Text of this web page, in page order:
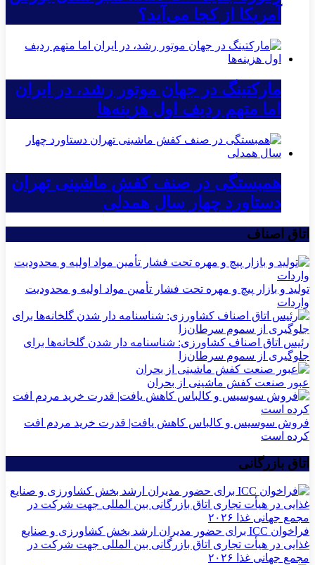
آمریکا از کجا می‌آید؟
مارکتینگ در جهان موتور رشد، در ایران
اما متهم ردیف اول هزینه‌ها
همبستگی در صنف کفش ماشینی تهران
دستاورد چهار سال همدلی
اتاق اصناف
تولید و بازار پیچ و مهره تحت فشار تأمین مواد اولیه و محدودیت
واردات
رئیس اتاق اصناف کشاورزی: شناسنامه دار شدن گلخانه‌ها برای
جلوگیری از سموم سرطان‌زا
عبور صنعت کفش ماشینی از بحران
فروش سوسیس و کالباس کاهش یافت| قدرت خرید مردم افت
کرده است
اتاق بازرگانی
فراخوان ICC برای حضور مدیران ارشد بخش کشاورزی و صنایع
غذایی در هیأت تجاری اتاق بازرگانی بین المللی جهت شرکت در
مجمع جهانی غذا ۲۰۲۶